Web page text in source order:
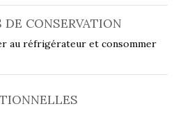
CONSERVATION
au réfrigérateur et consommer